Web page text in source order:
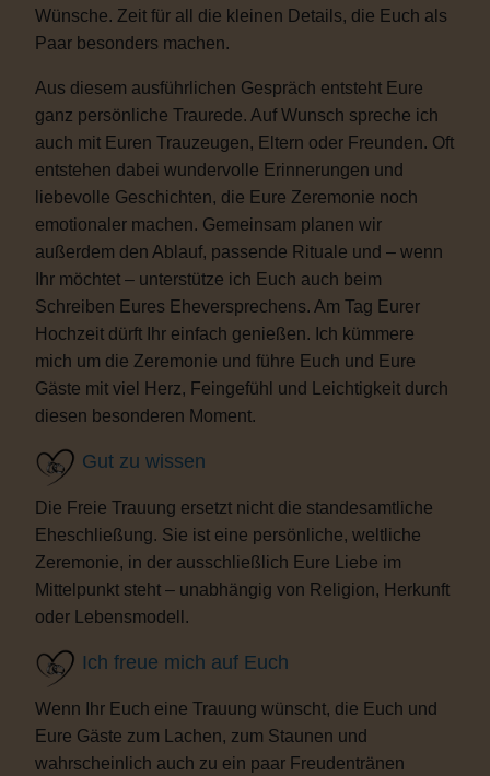
Wünsche. Zeit für all die kleinen Details, die Euch als
Paar besonders machen.
Aus diesem ausführlichen Gespräch entsteht Eure
ganz persönliche Traurede. Auf Wunsch spreche ich
auch mit Euren Trauzeugen, Eltern oder Freunden. Oft
entstehen dabei wundervolle Erinnerungen und
liebevolle Geschichten, die Eure Zeremonie noch
emotionaler machen. Gemeinsam planen wir
außerdem den Ablauf, passende Rituale und – wenn
Ihr möchtet – unterstütze ich Euch auch beim
Schreiben Eures Eheversprechens. Am Tag Eurer
Hochzeit dürft Ihr einfach genießen. Ich kümmere
mich um die Zeremonie und führe Euch und Eure
Gäste mit viel Herz, Feingefühl und Leichtigkeit durch
diesen besonderen Moment.
Gut zu wissen
Die Freie Trauung ersetzt nicht die standesamtliche
Eheschließung. Sie ist eine persönliche, weltliche
Zeremonie, in der ausschließlich Eure Liebe im
Mittelpunkt steht – unabhängig von Religion, Herkunft
oder Lebensmodell.
Ich freue mich auf Euch
Wenn Ihr Euch eine Trauung wünscht, die Euch und
Eure Gäste zum Lachen, zum Staunen und
wahrscheinlich auch zu ein paar Freudentränen